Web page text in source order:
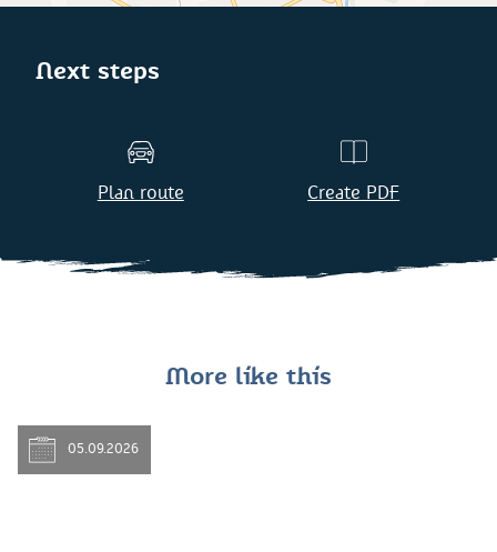
Next steps
Plan route Create PDF
More like this
05.09.2026